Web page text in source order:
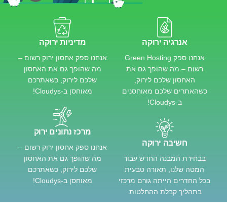
אנרגיה ירוקה
אנחנו ספק Green Hosting
רשום – מה שהופך גם את
האחסון שלכם לירוק,
כשהאתרים שלכם מאוחסנים
ב-Cloudys!
חשיבה ירוקה
בבחירת המבנה החדש עבור
המטה שלנו, תאורה טבעית
בכל החדרים הייתה גורם מרכזי
בתהליך קבלת ההחלטות.
מדיניות ירוקה
אנחנו ספק אחסון ירוק רשום –
מה שהופך גם את האחסון
שלכם לירוק, כשאתרכם
מאוחסן ב-Cloudys!
מרכז נתונים ירוק
אנחנו ספק אחסון ירוק רשום –
מה שהופך גם את האחסון
שלכם לירוק, כשאתרכם
מאוחסן ב-Cloudys!